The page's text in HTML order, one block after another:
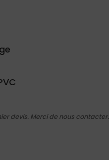
devis. Merci de nous contacter.